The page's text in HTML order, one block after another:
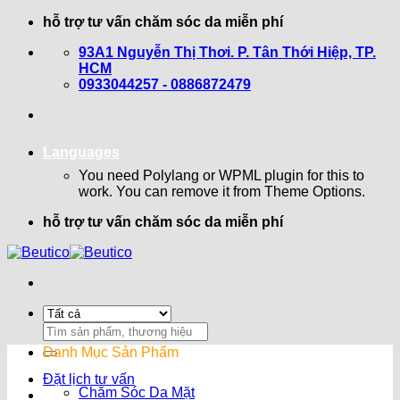
hỗ trợ tư vấn chăm sóc da miễn phí
93A1 Nguyễn Thị Thơi. P. Tân Thới Hiệp, TP.
HCM
0933044257 - 0886872479
Languages
You need Polylang or WPML plugin for this to
work. You can remove it from Theme Options.
hỗ trợ tư vấn chăm sóc da miễn phí
Search
for:
Đặt lịch tư vấn
Danh Mục Sản Phẩm
Chăm Sóc Da Mặt